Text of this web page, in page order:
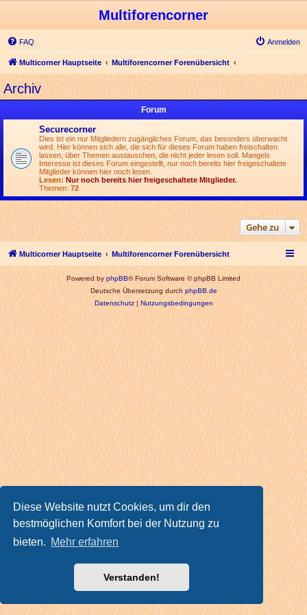
Diese Website nutzt Cookies, um dir den
bestmöglichen Komfort bei der Nutzung zu
bieten. Mehr erfahren
Verstanden!
Multiforencorner
FAQ Anmelden
Multicorner Hauptseite Multiforencorner Forenübersicht
Archiv
Forum
Securecorner
Dies ist ein nur Mitgliedern zugängliches Forum, das besonders überwacht
wird. Hier können sich alle, die sich für dieses Forum haben freischalten
lassen, über Themen austauschen, die nicht jeder lesen soll. Mangels
Interesse ist dieses Forum eingestellt, nur noch bereits hier freigeschaltete
Mitglieder können hier noch lesen.
Lesen: Nur noch bereits hier freigeschaltete Mitglieder.
Themen: 72
Gehe zu
Multicorner Hauptseite Multiforencorner Forenübersicht
Powered byphpBB® Forum Software © phpBB Limited
Deutsche Übersetzung durchphpBB.de
Datenschutz|Nutzungsbedingungen